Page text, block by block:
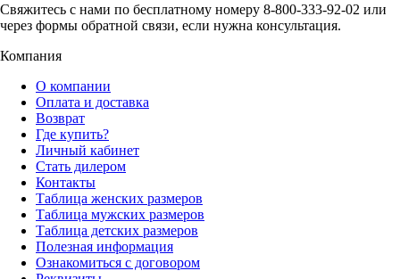
Свяжитесь с нами по бесплатному номеру 8-800-333-92-02 или
через формы обратной связи, если нужна консультация.
Компания
О компании
Оплата и доставка
Возврат
Где купить?
Личный кабинет
Стать дилером
Контакты
Таблица женских размеров
Таблица мужских размеров
Таблица детских размеров
Полезная информация
Ознакомиться с договором